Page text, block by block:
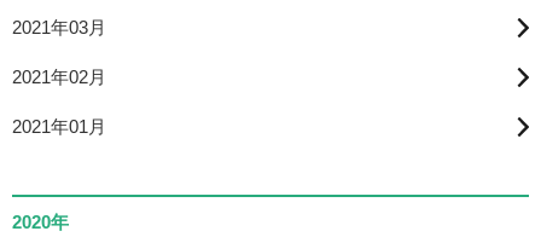
2021年03月
2021年02月
2021年01月
2020年